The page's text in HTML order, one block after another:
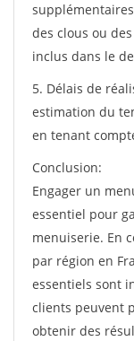
des clous ou
inclus dans le
5. Délais de
estimation du
en tenant
Conclusion:
Engager un
essentiel pour
menuiserie. En
par région en
essentiels sont
clients peuvent
obtenir des